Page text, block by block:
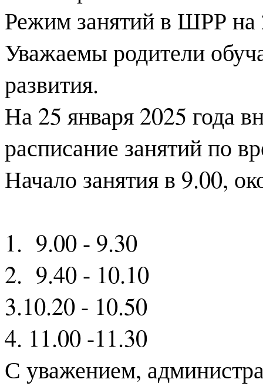
Режим занятий в ШРР на
Уважаемы родители
развития.
На 25 января 2025 года
расписание занятий по
Начало занятия в 9.00,
1. 9.00 - 9.30
2. 9.40 - 10.10
3.10.20 - 10.50
4. 11.00 -11.30
С уважением,